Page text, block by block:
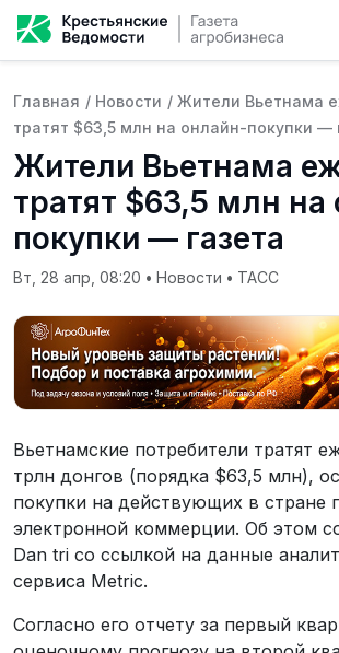
Главная / Новости / Жители Вьетнама
тратят $63,5 млн на онлайн-покупки —
Жители Вьетнама
тратят $63,5 млн на
покупки — газета
Вт, 28 апр, 08:20 • Новости • ТАСС
Вьетнамские потребители тратят
трлн донгов (порядка $63,5 млн),
покупки на действующих в стране
электронной коммерции. Об этом
Dan tri со ссылкой на данные
сервиса Metric.
Согласно его отчету за первый